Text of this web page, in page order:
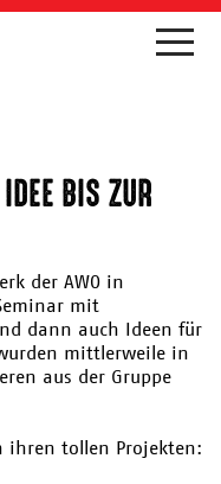
BIS ZUR
der AWO in
mit
dann auch Ideen für
mittlerweile in
aus der Gruppe
ihren tollen Projekten: